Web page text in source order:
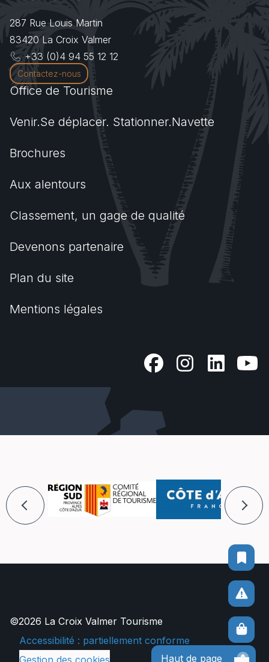
287 Rue Louis Martin
83420 La Croix Valmer
+33 (0)4 94 55 12 12
Contactez-nous
Office de Tourisme
Venir.Se déplacer. Stationner.Navette
Brochures
Aux alentours
Classement, un gage de qualité
Devenons partenaire
Plan du site
Mentions légales
©2026 La Croix Valmer Tourisme
Accessibilité : partiellement conforme
Gestion des cookies
Haut de page